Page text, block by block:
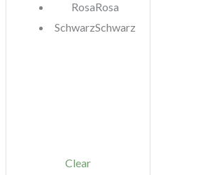
RosaRosa
SchwarzSchwarz
Clear